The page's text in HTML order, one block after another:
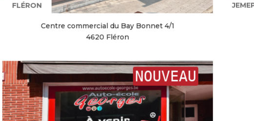
FLÉRON
Centre commercial du Bay Bonnet 4/1
4620 Fléron
NOUVEAU